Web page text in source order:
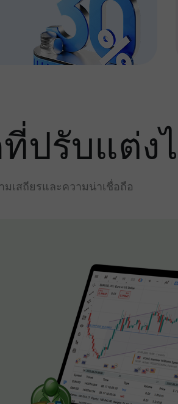
ปรับแต่ง
เสถียรและความน่าเชื่อถือ